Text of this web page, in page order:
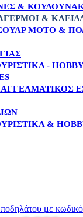
&
&
MOTO &
-
&
με